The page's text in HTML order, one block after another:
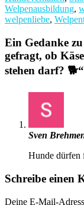
Welpenausbildung,
welpenliebe,
Ein Gedanke
gefragt, ob
stehen darf? 🐕“
Sven
Hunde dürfen
Schreibe einen
Deine E-Mail-